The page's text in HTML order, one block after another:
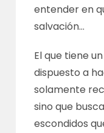
entender en
salvación…
El que tiene
dispuesto a
solamente
sino que
escondidos